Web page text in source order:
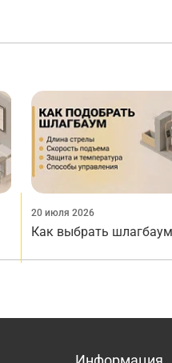
20 июля 2026
Как выбрать шлагбаум